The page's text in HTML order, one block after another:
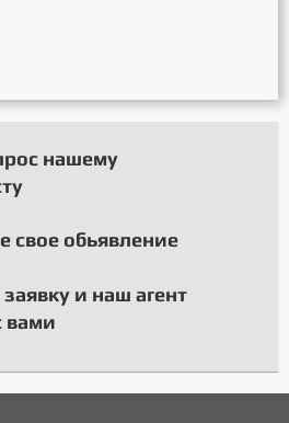
нашему
свое обьявление
и наш агент
вами